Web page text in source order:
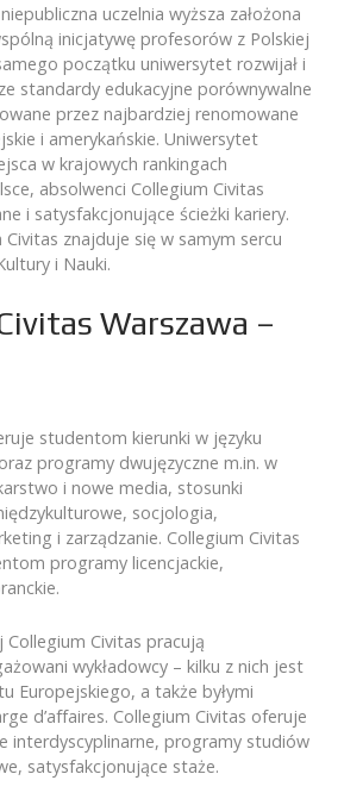
uczelnia wyższa założona
inicjatywę profesorów z Polskiej
początku uniwersytet rozwijał i
standardy edukacyjne porównywalne
przez najbardziej renomowane
i amerykańskie. Uniwersytet
w krajowych rankingach
absolwenci Collegium Civitas
i satysfakcjonujące ścieżki kariery.
Civitas znajduje się w samym sercu
i Nauki.
Warszawa –
studentom kierunki w języku
programy dwujęzyczne m.in. w
i nowe media, stosunki
socjologia,
i zarządzanie. Collegium Civitas
programy licencjackie,
Civitas pracują
wykładowcy – kilku z nich jest
Europejskiego, a także byłymi
d’affaires. Collegium Civitas oferuje
interdyscyplinarne, programy studiów
satysfakcjonujące staże.